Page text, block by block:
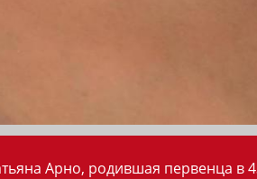
Арно, родившая первенца в